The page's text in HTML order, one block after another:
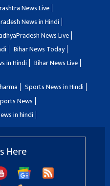
News Live
News in Hindi
News Live
Bihar News Today
in Hindi Bihar News Live
Sports News in Hindi
News
in hindi
Here